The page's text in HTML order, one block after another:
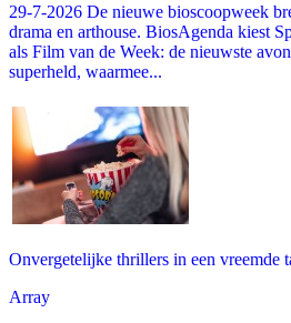
29-7-2026 De nieuwe bioscoopweek
drama en arthouse. BiosAgenda kiest
als Film van de Week: de nieuwste
superheld, waarmee...
Onvergetelijke thrillers in een vreemde
Array